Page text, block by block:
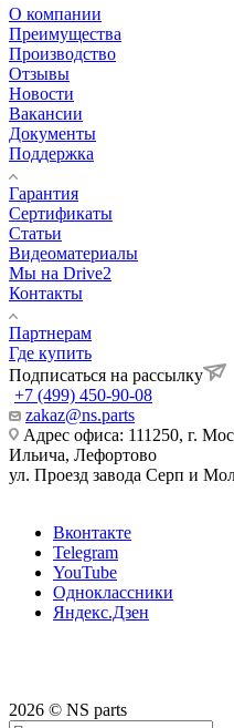
О компании
Преимущества
Производство
Отзывы
Новости
Вакансии
Документы
Поддержка
Гарантия
Сертификаты
Статьи
Видеоматериалы
Мы на Drive2
Контакты
Партнерам
Где купить
Подписаться на рассылку
+7 (499) 450-90-08
zakaz@ns.parts
Адрес офиса: 111250, г.
Ильича, Лефортово
ул. Проезд завода Серп и
Вконтакте
Telegram
YouTube
Одноклассники
Яндекс.Дзен
2026 © NS parts